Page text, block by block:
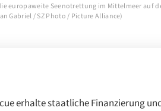
europaweite Seenotrettung im Mittelmeer auf
Gabriel / SZ Photo / Picture Alliance)
erhalte staatliche Finanzierung